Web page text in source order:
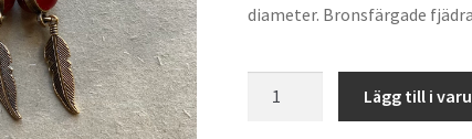
diameter. Bronsfärgade
Lägg till i